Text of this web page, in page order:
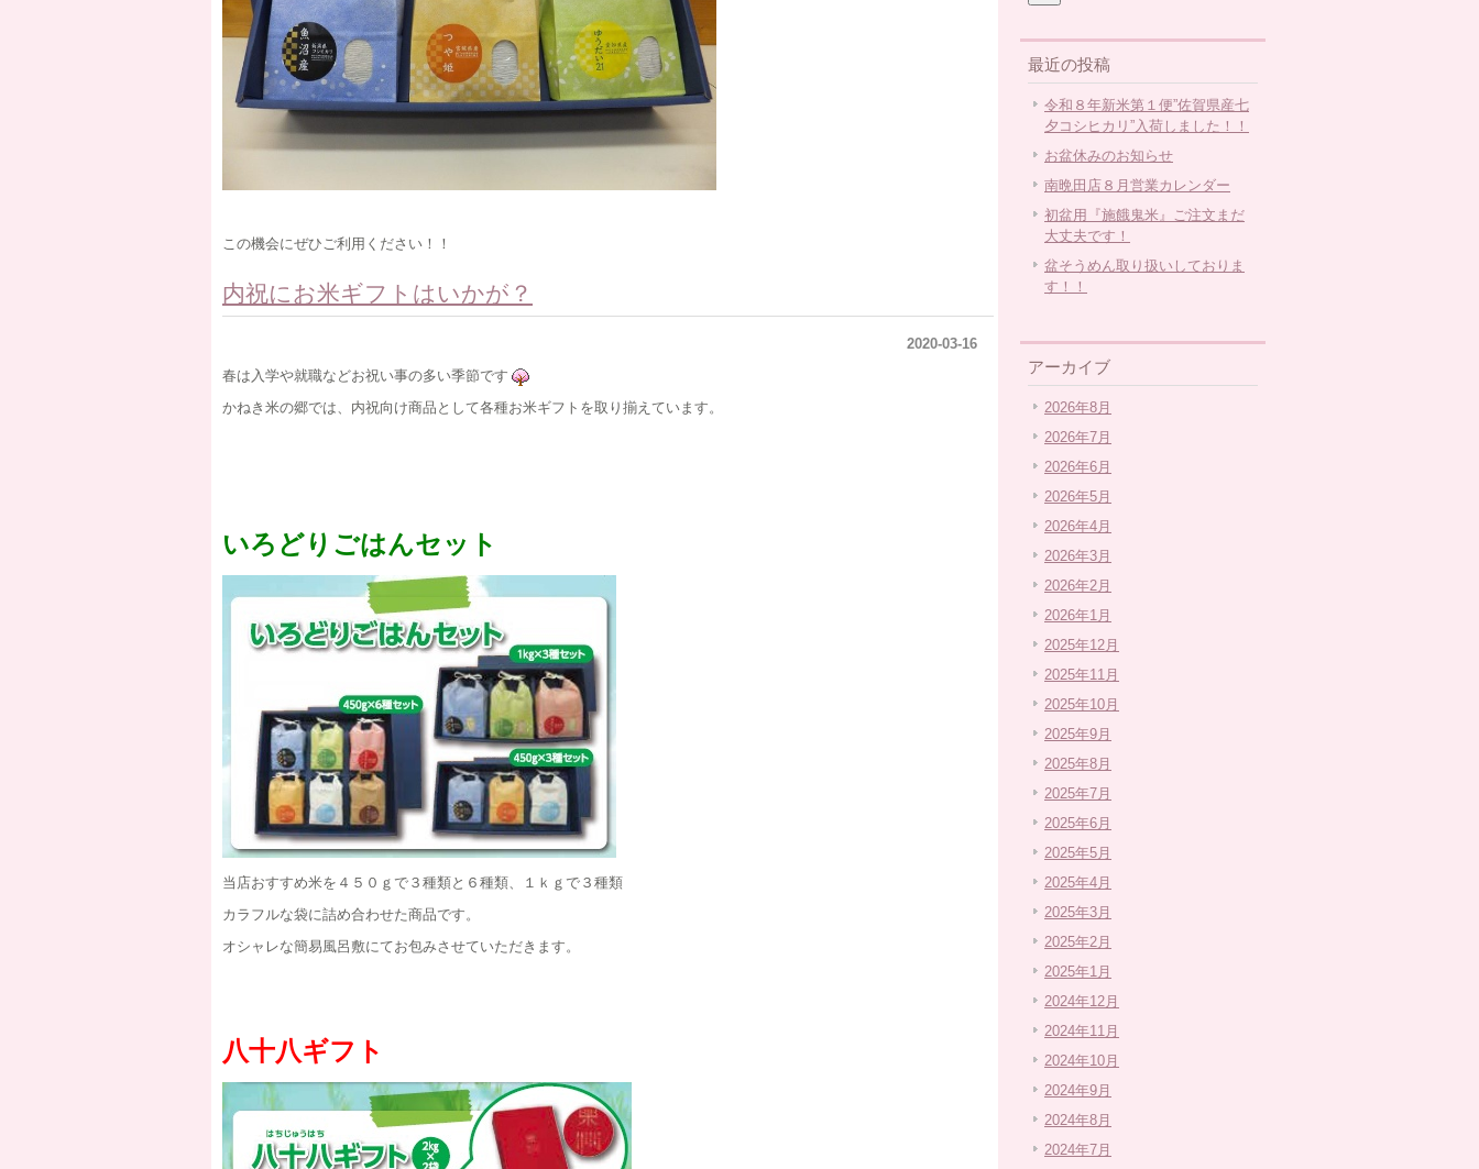
この機会にぜひご利用ください！！
内祝にお米ギフトはいかが？
2020-03-16
春は入学や就職などお祝い事の多い季節です
かねき米の郷では、内祝向け商品として各種お米ギフトを取り揃えています。
いろどりごはんセット
当店おすすめ米を４５０ｇで３種類と６種類、１ｋｇで３種類
カラフルな袋に詰め合わせた商品です。
オシャレな簡易風呂敷にてお包みさせていただきます。
八十八ギフト
最近の投稿
令和８年新米第１便”佐賀県産七
夕コシヒカリ”入荷しました！！
お盆休みのお知らせ
南晩田店８月営業カレンダー
初盆用『施餓鬼米』ご注文まだ
大丈夫です！
盆そうめん取り扱いしておりま
す！！
アーカイブ
2026年8月
2026年7月
2026年6月
2026年5月
2026年4月
2026年3月
2026年2月
2026年1月
2025年12月
2025年11月
2025年10月
2025年9月
2025年8月
2025年7月
2025年6月
2025年5月
2025年4月
2025年3月
2025年2月
2025年1月
2024年12月
2024年11月
2024年10月
2024年9月
2024年8月
2024年7月